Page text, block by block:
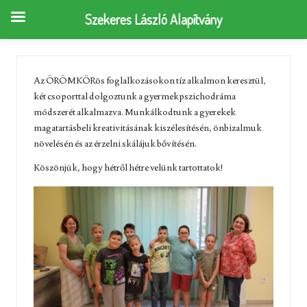
Az ÖRÖMKÖRös foglalkozásokon tíz alkalmon keresztül,
két csoporttal dolgoztunk a gyermekpszichodráma
módszerét alkalmazva. Munkálkodtunk a gyerekek
magatartásbelikreativitásának kiszélesítésén, önbizalmuk
növelésén és az érzelni skálájuk bővítésén.
Köszönjük, hogy hétről hétre velünk tartottatok!
Szekeres László Alapítvány